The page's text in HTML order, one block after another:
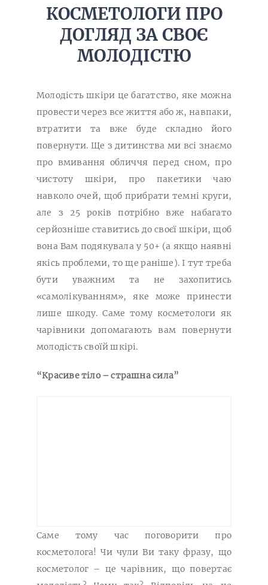
КОСМЕТОЛОГИ ПРО
ДОГЛЯД ЗА СВОЄ
МОЛОДІСТЮ
Молодість шкіри це багатство, яке можна
провести через все життя або ж, навпаки,
втратити та вже буде складно його
повернути. Ще з дитинства ми всі знаємо
про вмивання обличчя перед сном, про
чистоту шкіри, про пакетики чаю
навколо очей, щоб прибрати темні круги,
але з 25 років потрібно вже набагато
серйозніше ставитись до своєї шкіри, щоб
вона Вам подякувала у 50+ (а якщо наявні
якісь проблеми, то ще раніше). І тут треба
бути уважним та не захопитись
«самолікуванням», яке може принести
лише шкоду. Саме тому косметологи як
чарівники допомагають вам повернути
молодість своїй шкірі.
“Красиве тіло – страшна сила”
Саме тому час поговорити про
косметолога! Чи чули Ви таку фразу, що
косметолог – це чарівник, що повертає